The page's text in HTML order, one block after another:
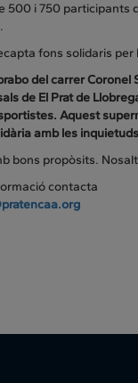
500 i 750 participants
fons solidaris
del carrer Coronel
de El Prat de
Aquest
amb les
bons propòsits.
contacta